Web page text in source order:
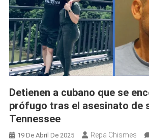
Detienen a cubano que se
prófugo tras el asesinato de
Tennessee
19 De Abril De 2025 Repa Chismes